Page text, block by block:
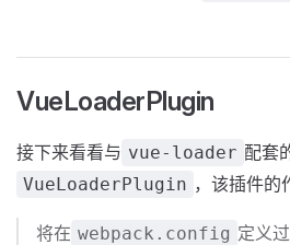
VueLoaderPlugin
接下来看看与 vue-loader 配套
VueLoaderPlugin ，该插件的
将在 webpack.config 定义